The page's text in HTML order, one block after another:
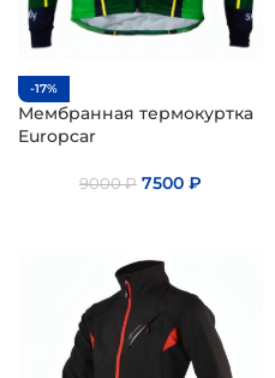
-17%
Мембранная термокуртка
Europcar
9000₽ 7500 ₽